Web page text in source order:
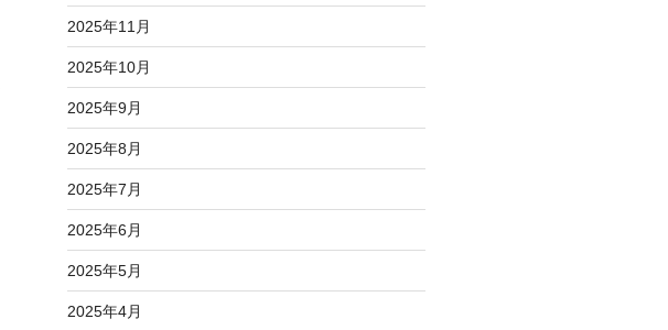
2025年11月
2025年10月
2025年9月
2025年8月
2025年7月
2025年6月
2025年5月
2025年4月